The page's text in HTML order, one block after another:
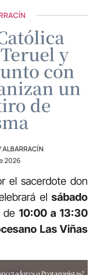
y
con
un
de
ALBARRACÍN
2026
el sacerdote don
elsábado
de10:00 a 13:30
Las Viñas